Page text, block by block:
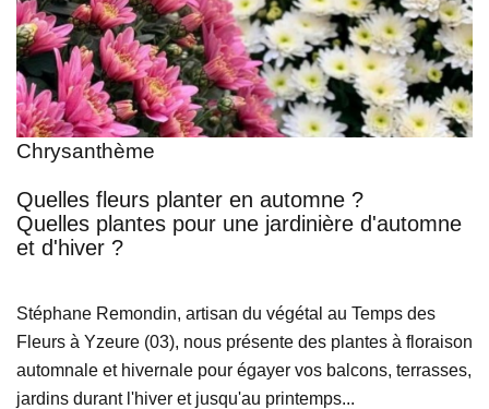
Chrysanthème
Quelles fleurs planter en automne ?
Quelles plantes pour une jardinière d'automne
et d'hiver ?
Stéphane Remondin, artisan du végétal au Temps des
Fleurs à Yzeure (03), nous présente des plantes à floraison
automnale et hivernale pour égayer vos balcons, terrasses,
jardins durant l'hiver et jusqu'au printemps...